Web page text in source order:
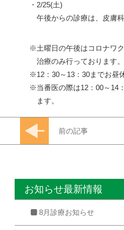
・2/25(土)
午後からの診療は、皮膚
土曜日の午後はコロナワ
治療のみ行っております。
12：30～13：30までお昼
当番医の際は12：00～14
ます。
前の記事
お知らせ最新情報
8月診療お知らせ